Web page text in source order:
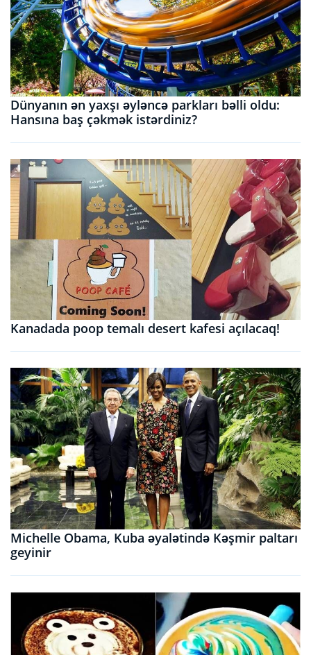
Dünyanın ən yaxşı əyləncə parkları bəlli oldu:
Hansına baş çəkmək istərdiniz?
Kanadada poop temalı desert kafesi açılacaq!
Michelle Obama, Kuba əyalətində Kəşmir paltarı
geyinir